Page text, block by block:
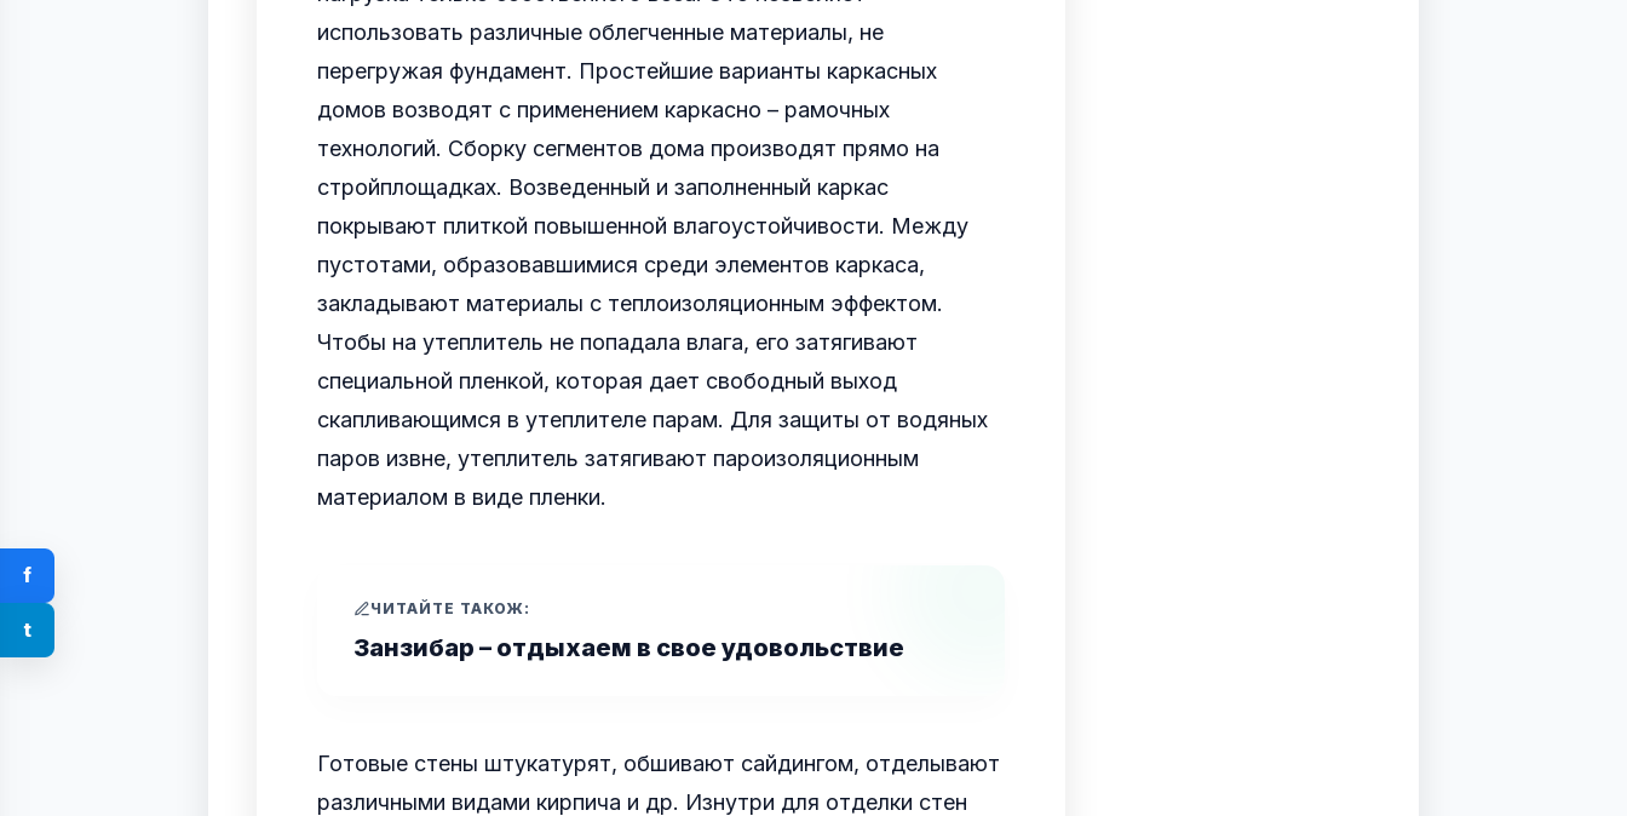
использовать различные облегченные материалы, не
перегружая фундамент. Простейшие варианты каркасных
домов возводят с применением каркасно – рамочных
технологий. Сборку сегментов дома производят прямо на
стройплощадках. Возведенный и заполненный каркас
покрывают плиткой повышенной влагоустойчивости. Между
пустотами, образовавшимися среди элементов каркаса,
закладывают материалы с теплоизоляционным эффектом.
Чтобы на утеплитель не попадала влага, его затягивают
специальной пленкой, которая дает свободный выход
скапливающимся в утеплителе парам. Для защиты от водяных
паров извне, утеплитель затягивают пароизоляционным
материалом в виде пленки.
ЧИТАЙТЕ ТАКОЖ:
Занзибар – отдыхаем в свое удовольствие
Готовые стены штукатурят, обшивают сайдингом, отделывают
различными видами кирпича и др. Изнутри для отделки стен
f
t